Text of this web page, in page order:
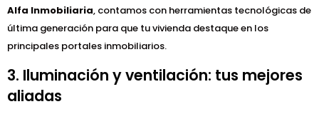
Alfa Inmobiliaria, contamos con herramientas tecnológicas de
última generación para que tu vivienda destaque en los
principales portales inmobiliarios.
3. Iluminación y ventilación: tus mejores
aliadas